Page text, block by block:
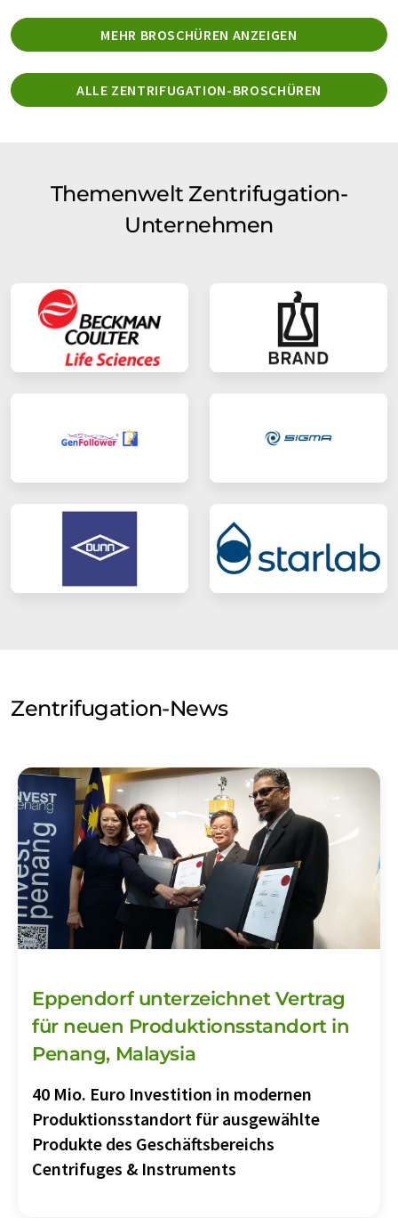
MEHR BROSCHÜREN ANZEIGEN
ALLE ZENTRIFUGATION-BROSCHÜREN
Themenwelt Zentrifugation-
Unternehmen
Zentrifugation-News
Eppendorf unterzeichnet Vertrag
für neuen Produktionsstandort in
Penang, Malaysia
40 Mio. Euro Investition in modernen
Produktionsstandort für ausgewählte
Produkte des Geschäftsbereichs
Centrifuges & Instruments